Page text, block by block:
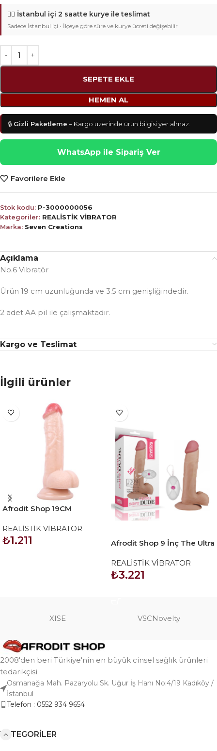
🚴‍♂️ İstanbul içi 2 saatte kurye ile teslimat
Sadece İstanbul içi • İlçeye göre süre ve kurye ücreti değişebilir
SEPETE EKLE
HEMEN AL
🔒 Gizli Paketleme – Kargo üzerinde ürün bilgisi yer almaz.
WhatsApp ile Sipariş Ver
Favorilere Ekle
Stok kodu: P-3000000056
Kategoriler: REALİSTİK VİBRATOR
Marka: Seven Creations
Açıklama
No.6 Vibratör
Ürün 19 cm uzunluğunda ve 3.5 cm genişliğindedir.
2 adet AA pil ile çalışmaktadır.
Kargo ve Teslimat
İlgili ürünler
Afrodit Shop 19CM
Penis
REALİSTİK VİBRATOR
₺1.211
Afrodit Shop 9 İnç The Ultra
Realistik Vibratör
REALİSTİK VİBRATOR
₺3.221
XISE VSCNovelty
2008'den beri Türkiye'nin en büyük cinsel sağlık ürünleri
tedarikçisi.
Osmanağa Mah. Pazaryolu Sk. Uğur İş Hanı No:4/19 Kadıköy /
İstanbul
Telefon : 0552 934 9654
KATEGORILER